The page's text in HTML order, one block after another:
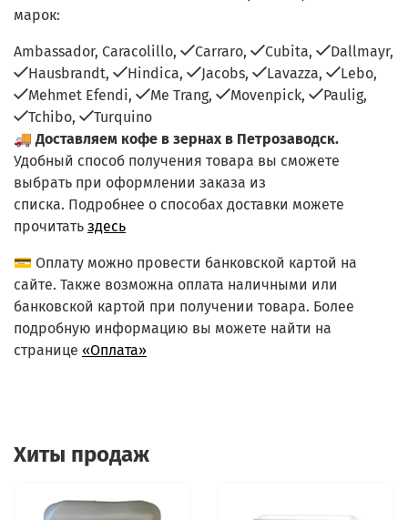
марок:
Ambassador, Caracolillo, Carraro, Cubita,
Dallmayr,
Hausbrandt,
Hindica, Jacobs, Lavazza,
Lebo,
Mehmet Efendi,
Me Trang, Movenpick,
Paulig,
Tchibo,
Turquino
🚚Доставляем кофе в зернах в Петрозаводск.
Удобный способ получения товара вы сможете
выбрать при оформлении заказа из
списка. Подробнее о способах доставки можете
прочитать здесь
💳 Оплату можно провести банковской картой на
сайте. Также возможна оплата наличными или
банковской картой при получении товара. Более
подробную информацию вы можете найти на
странице «Оплата»
Хиты продаж